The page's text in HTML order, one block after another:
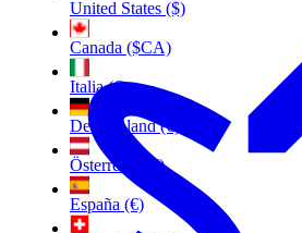
United States ($)
Canada ($CA)
Italia (€)
Deutschland (€)
Österreich (€)
España (€)